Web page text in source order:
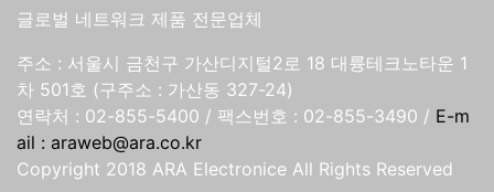
글로벌 네트워크 제품 전문업체
주소 : 서울시 금천구 가산디지털2로 18 대륭테크노타운 1
차 501호 (구주소 : 가산동 327-24)
연락처 : 02-855-5400 / 팩스번호 : 02-855-3490 / E-m
ail : araweb@ara.co.kr
Copyright 2018 ARA Electronice All Rights Reserved